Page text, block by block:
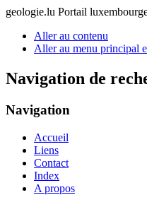
geologie.lu Portail
Aller au contenu
Aller au menu principal
Navigation de
Navigation
Accueil
Liens
Contact
Index
A propos